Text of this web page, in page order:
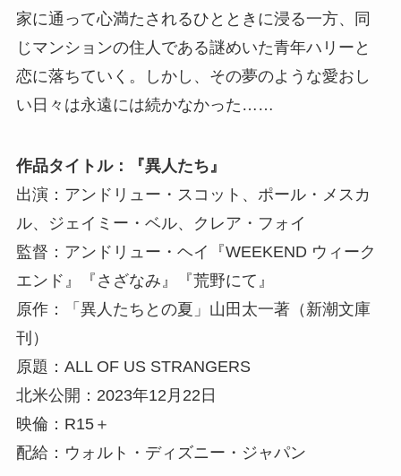
家に通って心満たされるひとときに浸る一方、同
じマンションの住人である謎めいた青年ハリーと
恋に落ちていく。しかし、その夢のような愛おし
い日々は永遠には続かなかった……
作品タイトル：『異人たち』
出演：アンドリュー・スコット、ポール・メスカ
ル、ジェイミー・ベル、クレア・フォイ
監督：アンドリュー・ヘイ『WEEKEND ウィーク
エンド』『さざなみ』『荒野にて』
原作：「異人たちとの夏」山田太一著（新潮文庫
刊）
原題：ALL OF US STRANGERS
北米公開：2023年12月22日
映倫：R15＋
配給：ウォルト・ディズニー・ジャパン